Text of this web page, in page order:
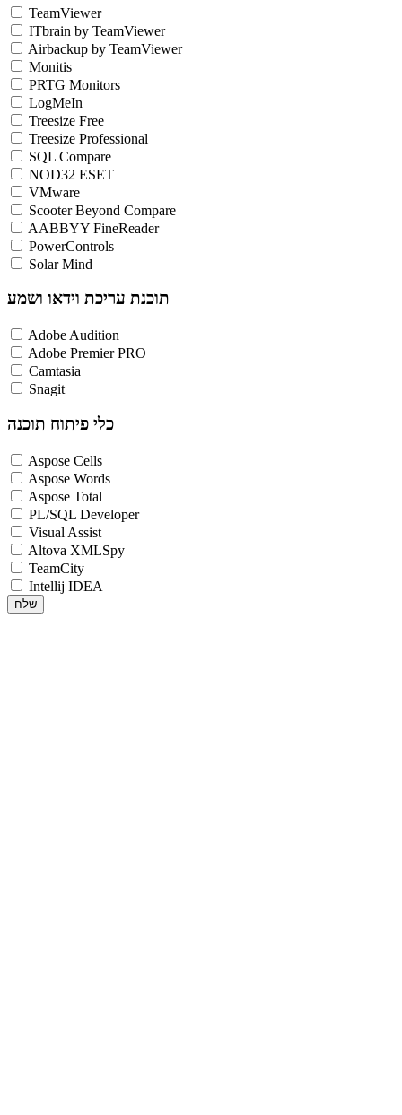
TeamViewer
ITbrain by TeamViewer
Airbackup by TeamViewer
Monitis
PRTG Monitors
LogMeIn
Treesize Free
Treesize Professional
SQL Compare
NOD32 ESET
VMware
Scooter Beyond Compare
AABBYY FineReader
PowerControls
Solar Mind
תוכנת עריכת וידאו ושמע
Adobe Audition
Adobe Premier PRO
Camtasia
Snagit
כלי פיתוח תוכנה
Aspose Cells
Aspose Words
Aspose Total
PL/SQL Developer
Visual Assist
Altova XMLSpy
TeamCity
Intellij IDEA